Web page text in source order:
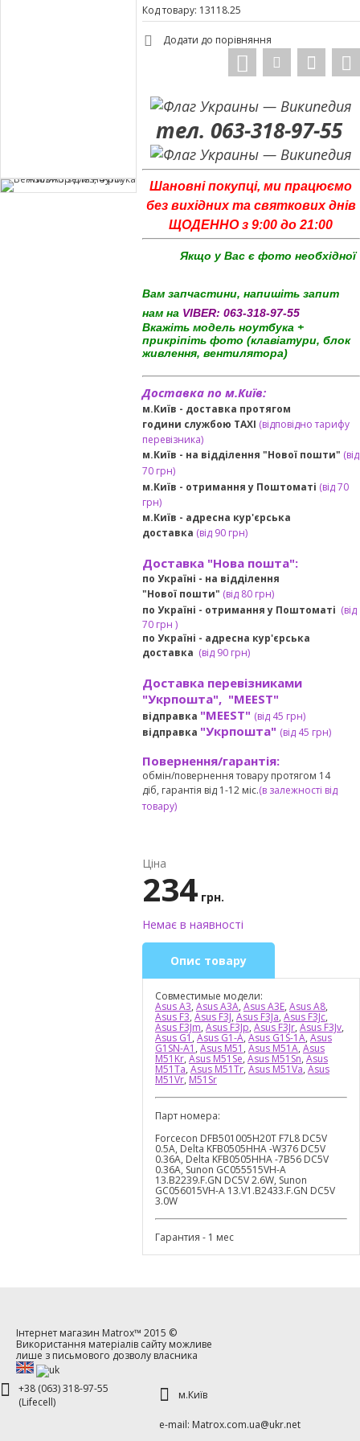
Код товару: 13118.25
Додати до порівняння
тел. 063-318-97-55
Шановні покупці, ми працюємо
без вихідних та святкових днів
ЩОДЕННО з 9:00 до 21:00
Якщо у Вас є фото необхідної
Вам запчастини, напишіть запит
нам на VIBER: 063-318-97-55
Вкажіть модель ноутбука +
прикріпіть фото (клавіатури, блок
живлення, вентилятора)
Доставка по м.Київ:
м.Київ - доставка протягом
години службою TAXI (відповідно тарифу
перевізника)
м.Київ - на відділення "Нової пошти" (від
70 грн)
м.Київ - отримання у Поштоматі (від 70
грн)
м.Київ - адресна кур'єрська
доставка (від90 грн)
Доставка "Нова пошта":
по Україні - на відділення
"Нової пошти" (від 80 грн)
по Україні - отримання у Поштоматі (від
70 грн )
по Україні - адресна кур'єрська
доставка (від90 грн)
Доставка перевізниками
"Укрпошта", "MEEST"
відправка "MEEST" (від 45 грн)
відправка "Укрпошта" (від 45 грн)
Повернення/гарантія:
обмін/повернення товару протягом 14
діб, гарантія від 1-12 міс.(в залежності від
товару)
Ціна
234 грн.
Немає в наявності
Опис товару
Совместимые модели:
Asus A3, Asus A3A, Asus A3E, Asus A8,
Asus F3, Asus F3J, Asus F3Ja, Asus F3Jc,
Asus F3Jm, Asus F3Jp, Asus F3Jr, Asus F3Jv,
Asus G1, Asus G1-A, Asus G1S-1A, Asus
G1SN-A1 , Asus M51 , Asus M51A, Asus
M51Kr, Asus M51Se, Asus M51Sn, Asus
M51Ta, Asus M51Tr, Asus M51Va, Asus
M51Vr, M51Sr
Парт номера:
Forcecon DFB501005H20T F7L8 DC5V
0.5A, Delta KFB0505HHA -W376 DC5V
0.36A, Delta KFB0505HHA -7B56 DC5V
0.36A, Sunon GC055515VH-A
13.B2239.F.GN DC5V 2.6W, Sunon
GC056015VH-A 13.V1.B2433.F.GN DC5V
3.0W
Гарантия - 1 мес
Інтернет магазин Matrox™ 2015 ©
Використання матеріалів сайту можливе
лише з письмового дозволу власника
+38 (063) 318-97-55
(Lifecell)
м.Київ
е-mаil: Matrox.com.ua@ukr.net